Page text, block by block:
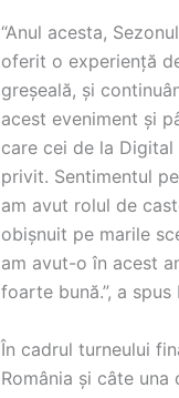
“Anul acesta,
oferit o experiență
greșeală, și
acest eveniment și
care cei de la
privit. Sentimentul
am avut rolul de
obișnuit pe marile
am avut-o în acest
foarte bună.”, a
În cadrul turneului
România și câte